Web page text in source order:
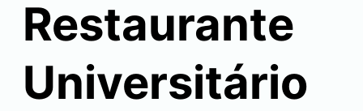
Restaurante
Universitário